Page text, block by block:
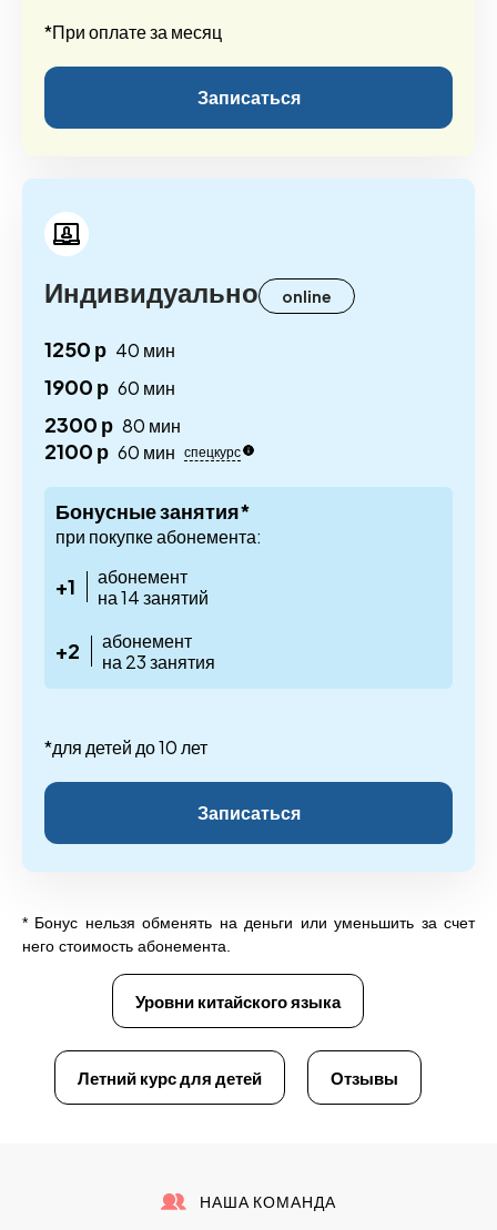
*При оплате за месяц
Записаться
Индивидуально online
1250 р 40 мин
1900 р 60 мин
2300 р 80 мин
2100 р 60 мин спецкурс
Бонусные занятия*
при покупке абонемента:
+1
абонемент
на 14 занятий
+2
абонемент
на 23 занятия
*для детей до 10 лет
Записаться
* Бонус нельзя обменять на деньги или уменьшить за счет
него стоимость абонемента.
Уровни китайского языка
Летний курс для детей Отзывы
НАША КОМАНДА